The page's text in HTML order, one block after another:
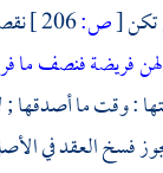
تكن[ص:
فريضة فنصف ما
: وقت ما أصدقها ;
فسخ العقد في